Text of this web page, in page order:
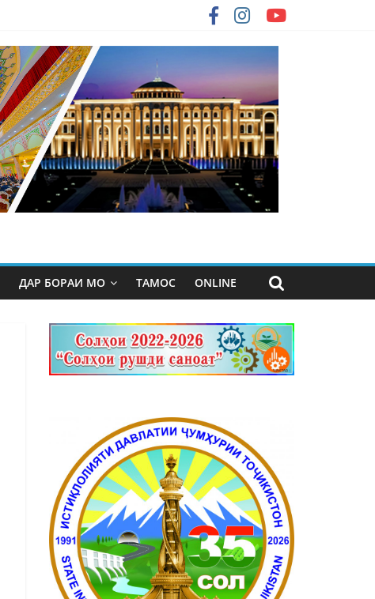
ДАР БОРАИ МО ТАМОС ONLINE